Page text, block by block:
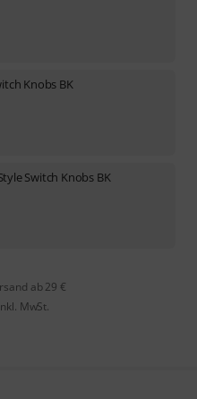
Knobs BK
Switch Knobs BK
ab 29 €
MwSt.